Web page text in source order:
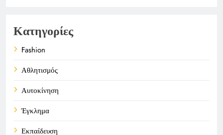
Κατηγορίες
Fashion
Αθλητισμός
Αυτοκίνηση
Έγκλημα
Εκπαίδευση